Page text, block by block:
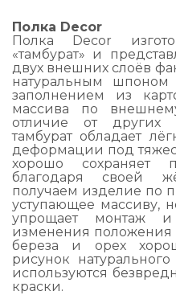
Полка Decor
Полка Decor
«тамбурат» и
двух внешних слоёв
натуральным
заполнением из
массива по
отличие от других
тамбурат обладает
деформации под
хорошо сохраняет
благодаря своей
получаем изделие по
уступающее массиву,
упрощает монтаж и
изменения положения
береза и орех
рисунок
используются
краски.